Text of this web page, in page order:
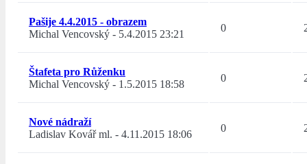
Pašije 4.4.2015 - obrazem
Michal Vencovský - 5.4.2015 23:21
0
Štafeta pro Růženku
Michal Vencovský - 1.5.2015 18:58
0
Nové nádraží
Ladislav Kovář ml. - 4.11.2015 18:06
0